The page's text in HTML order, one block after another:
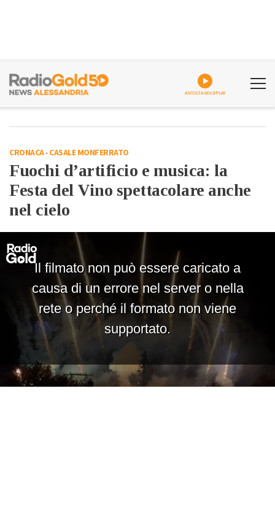
ASCOLTA GOLDPLAY
CRONACA-CASALE MONFERRATO
Fuochi d’artificio e musica: la
Festa del Vino spettacolare anche
nel cielo